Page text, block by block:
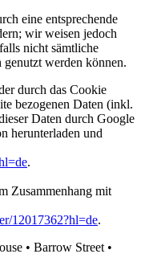
eine entsprechende
wir weisen jedoch
nicht sämtliche
werden können.
durch das Cookie
bezogenen Daten (inkl.
Daten durch Google
herunterladen und
.
Zusammenhang mit
12017362?hl=de.
• Barrow Street •